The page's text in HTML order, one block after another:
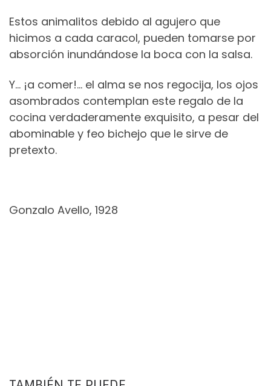
Estos animalitos debido al agujero que
hicimos a cada caracol, pueden tomarse por
absorción inundándose la boca con la salsa.
Y… ¡a comer!… el alma se nos regocija, los ojos
asombrados contemplan este regalo de la
cocina verdaderamente exquisito, a pesar del
abominable y feo bichejo que le sirve de
pretexto.
Gonzalo Avello, 1928